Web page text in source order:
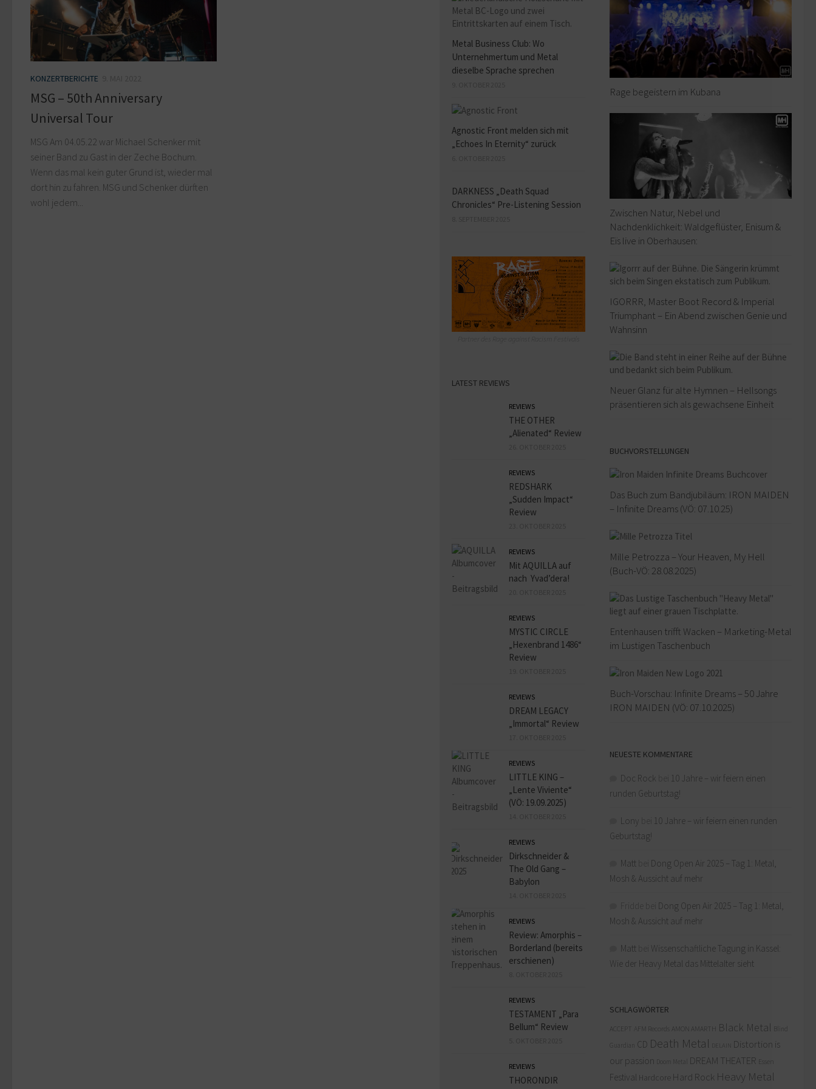
KONZERTBERICHTE
MSG – 50th Anniversary
Universal Tour
MSG Am 04.05.22 war Michael Schenker mit
seiner Band zu Gast in der Zeche Bochum.
Wenn das mal kein guter Grund ist, wieder mal
dort hin zu fahren. MSG und Schenker dürften
wohl jedem...
Rage begeistern im Kubana
Zwischen Natur, Nebel und
Nachdenklichkeit: Waldgeflüster, Enisum &
Eïs live in Oberhausen:
IGORRR, Master Boot Record & Imperial
Triumphant – Ein Abend zwischen Genie und
Wahnsinn
Neuer Glanz für alte Hymnen – Hellsongs
präsentieren sich als gewachsene Einheit
BUCHVORSTELLUNGEN
Das Buch zum Bandjubiläum: IRON MAIDEN
– Infinite Dreams (VÖ: 07.10.25)
Mille Petrozza – Your Heaven, My Hell
(Buch-VÖ: 28.08.2025)
Entenhausen trifft Wacken – Marketing-Metal
im Lustigen Taschenbuch
Buch-Vorschau: Infinite Dreams – 50 Jahre
IRON MAIDEN (VÖ: 07.10.2025)
NEUESTE KOMMENTARE
Doc Rock
10 Jahre – wir feiern einen
runden Geburtstag!
Lony
10 Jahre – wir feiern einen runden
Geburtstag!
Matt
Dong Open Air 2025 – Tag 1: Metal,
Mosh & Aussicht auf mehr
Dong Open Air 2025 – Tag 1: Metal,
Mosh & Aussicht auf mehr
Matt
Wissenschaftliche Tagung in Kassel:
Wie der Heavy Metal das Mittelalter sieht
SCHLAGWÖRTER
ACCEPT AFM Records AMON AMARTH Black Metal
Blind
CD Death Metal
Distortion is
our passion
Doom Metal DREAM THEATER
Festival Hardcore Hard Rock Heavy Metal
Metal Business Club: Wo
Unternehmertum und Metal
dieselbe Sprache sprechen
Agnostic Front melden sich mit
„Echoes In Eternity“ zurück
DARKNESS „Death Squad
Chronicles“ Pre-Listening Session
LATEST REVIEWS
REVIEWS
THE OTHER
„Alienated“ Review
REVIEWS
REDSHARK
„Sudden Impact“
Review
REVIEWS
Mit AQUILLA auf
nach Yvad’dera!
REVIEWS
MYSTIC CIRCLE
„Hexenbrand 1486“
Review
REVIEWS
DREAM LEGACY
„Immortal“ Review
REVIEWS
LITTLE KING –
„Lente Viviente“
(VÖ: 19.09.2025)
REVIEWS
Dirkschneider &
The Old Gang –
Babylon
REVIEWS
Review: Amorphis –
Borderland (bereits
erschienen)
REVIEWS
TESTAMENT „Para
Bellum“ Review
REVIEWS
THORONDIR